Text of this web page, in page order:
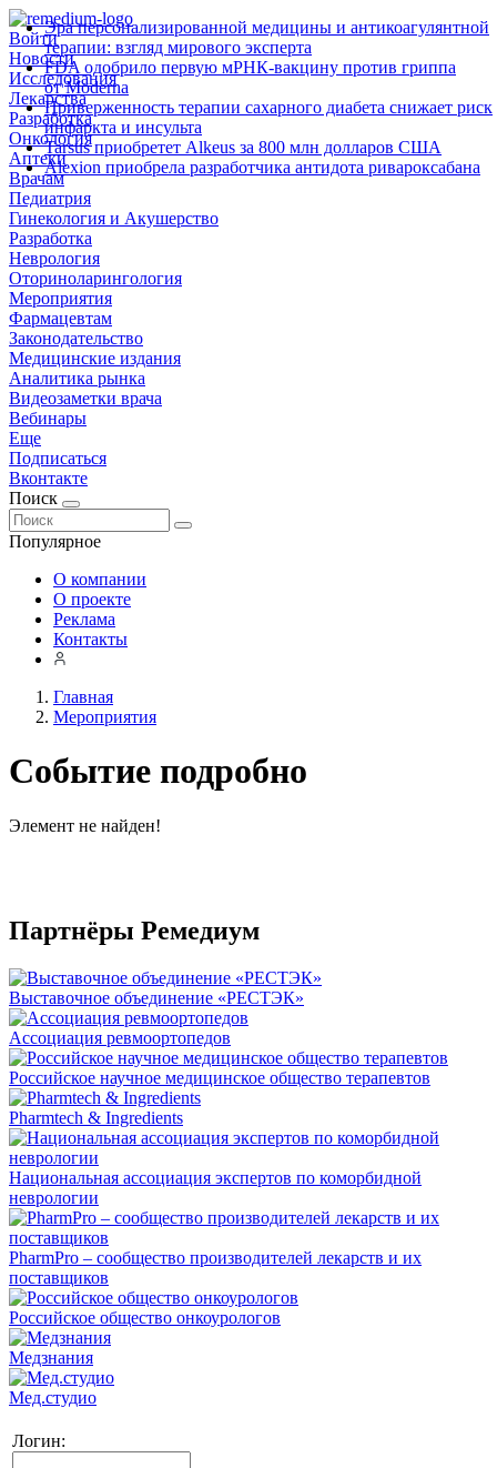
Войти
Новости
Исследования
Лекарства
Разработка
Онкология
Аптеки
Врачам
Педиатрия
Гинекология и Акушерство
Разработка
Неврология
Оториноларингология
Мероприятия
Фармацевтам
Законодательство
Медицинские издания
Аналитика рынка
Видеозаметки врача
Вебинары
Еще
Подписаться
Вконтакте
Поиск
Популярное
Эра персонализированной медицины и антикоагулянтной
терапии: взгляд мирового эксперта
FDA одобрило первую мРНК‑вакцину против гриппа
от Moderna
Приверженность терапии сахарного диабета снижает риск
инфаркта и инсульта
Tarsus приобретет Alkeus за 800 млн долларов США
Alexion приобрела разработчика антидота ривароксабана
О компании
О проекте
Реклама
Контакты
Главная
Мероприятия
Событие подробно
Элемент не найден!
Партнёры Ремедиум
Выставочное объединение «РЕСТЭК»
Ассоциация ревмоортопедов
Российское научное медицинское общество терапевтов
Pharmtech & Ingredients
Национальная ассоциация экспертов по коморбидной
неврологии
PharmPro – сообщество производителей лекарств и их
поставщиков
Российское общество онкоурологов
Медзнания
Мед.студио
Логин: